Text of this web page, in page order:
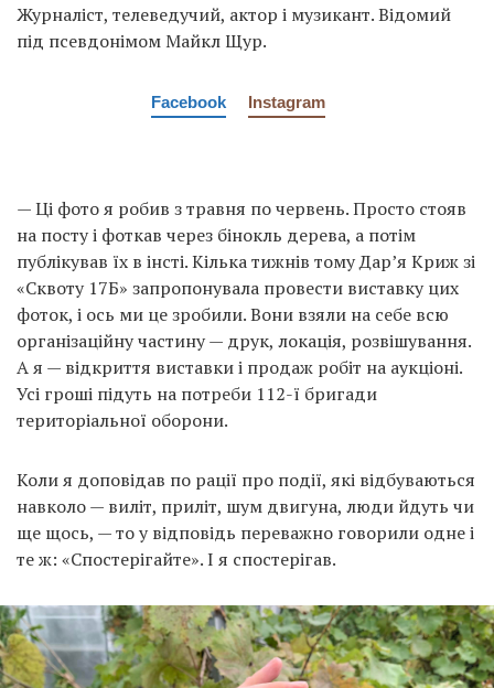
Журналіст, телеведучий, актор і музикант. Відомий
під псевдонімом Майкл Щур.
Facebook Instagram
— Ці фото я робив з травня по червень. Просто стояв
на посту і фоткав через бінокль дерева, а потім
публікував їх в інсті. Кілька тижнів тому Дарʼя Криж зі
«Сквоту 17Б» запропонувала провести виставку цих
фоток, і ось ми це зробили. Вони взяли на себе всю
організаційну частину — друк, локація, розвішування.
А я — відкриття виставки і продаж робіт на аукціоні.
Усі гроші підуть на потреби 112-ї бригади
територіальної оборони.
Коли я доповідав по рації про події, які відбуваються
навколо — виліт, приліт, шум двигуна, люди йдуть чи
ще щось, — то у відповідь переважно говорили одне і
те ж: «Спостерігайте». І я спостерігав.